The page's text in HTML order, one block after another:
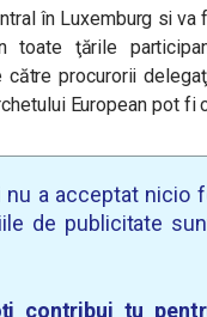
în Luxemburg si
ţările
procurorii
European pot fi
nu a acceptat nicio
de publicitate
contribui tu